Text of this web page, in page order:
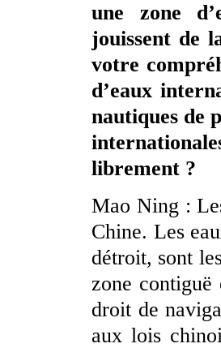
une zone
jouissent de
votre
d’eaux
nautiques de
librement ?
Mao Ning :
Chine. Les
détroit, sont
zone
droit de
aux lois